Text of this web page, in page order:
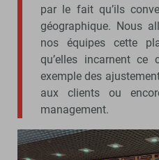
par le fait qu’ils
géographique. Nous
nos équipes cette
qu’elles incarnent
exemple des
aux clients ou
management.